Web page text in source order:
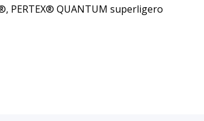
PERTEX® QUANTUM superligero